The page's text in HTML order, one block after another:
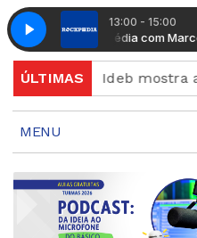
13:00 - 15:00
Rockpédia com
ÚLTIMASIdeb mostra avanço
MENU